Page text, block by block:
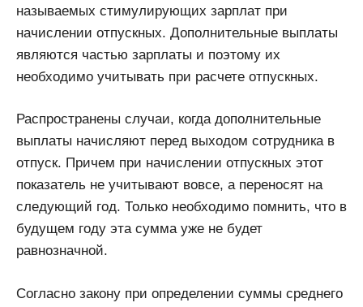
называемых стимулирующих зарплат при
начислении отпускных. Дополнительные выплаты
являются частью зарплаты и поэтому их
необходимо учитывать при расчете отпускных.
Распространены случаи, когда дополнительные
выплаты начисляют перед выходом сотрудника в
отпуск. Причем при начислении отпускных этот
показатель не учитывают вовсе, а переносят на
следующий год. Только необходимо помнить, что в
будущем году эта сумма уже не будет
равнозначной.
Согласно закону при определении суммы среднего